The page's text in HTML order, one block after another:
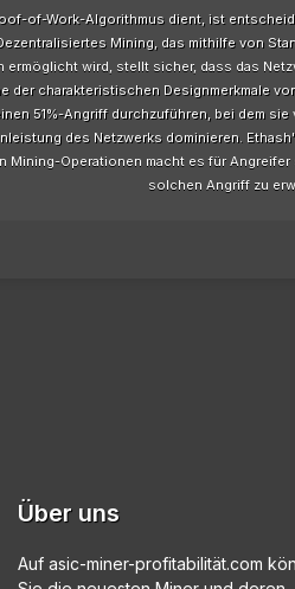
of-Work-Algorithmus dient, ist
Mining, das mithilfe von
ermöglicht wird, stellt sicher, dass das
der charakteristischen Designmerkmale
51%-Angriff durchzuführen, bei dem
des Netzwerks dominieren.
Mining-Operationen macht es für
solchen Angriff zu
Über uns
Auf asic-miner-profitabilität.com